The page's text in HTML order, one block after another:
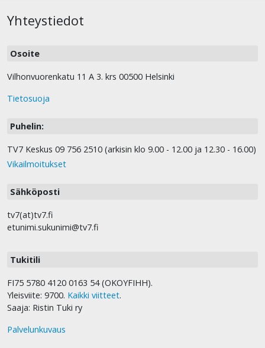
Yhteystiedot
Osoite
Vilhonvuorenkatu 11 A 3. krs 00500 Helsinki
Tietosuoja
Puhelin:
TV7 Keskus 09 756 2510 (arkisin klo 9.00 - 12.00 ja 12.30 - 16.00)
Vikailmoitukset
Sähköposti
tv7(at)tv7.fi
etunimi.sukunimi@tv7.fi
Tukitili
FI75 5780 4120 0163 54 (OKOYFIHH).
Yleisviite: 9700. Kaikki viitteet.
Saaja: Ristin Tuki ry
Palvelunkuvaus